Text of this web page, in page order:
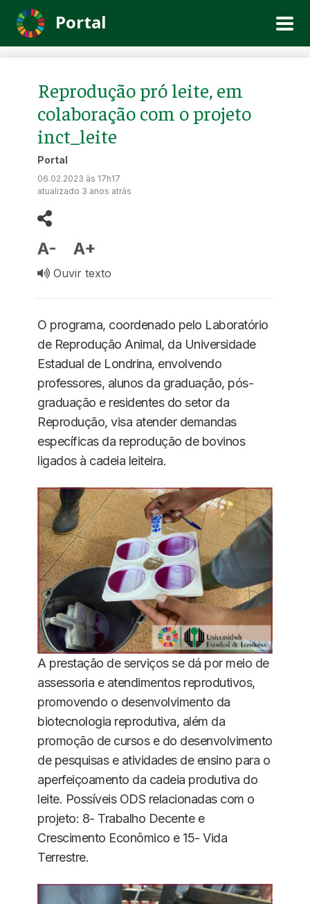
Portal
Reprodução pró leite, em
colaboração com o projeto
inct_leite
Portal
06.02.2023 às 17h17
atualizado 3 anos atrás
A- A+
Ouvir texto
O programa, coordenado pelo Laboratório
de Reprodução Animal, da Universidade
Estadual de Londrina, envolvendo
professores, alunos da graduação, pós-
graduação e residentes do setor da
Reprodução, visa atender demandas
específicas da reprodução de bovinos
ligados à cadeia leiteira.
A prestação de serviços se dá por meio de
assessoria e atendimentos reprodutivos,
promovendo o desenvolvimento da
biotecnologia reprodutiva, além da
promoção de cursos e do desenvolvimento
de pesquisas e atividades de ensino para o
aperfeiçoamento da cadeia produtiva do
leite. Possíveis ODS relacionadas com o
projeto: 8- Trabalho Decente e
Crescimento Econômico e 15- Vida
Terrestre.